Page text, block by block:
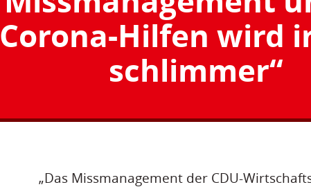
Corona-Hilfen wird
schlimmer“
„Das Missmanagement der CDU-